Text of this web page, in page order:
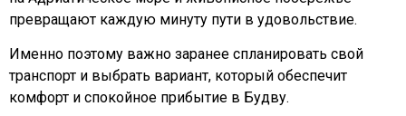
превращают каждую минуту пути в удовольствие.
Именно поэтому важно заранее спланировать свой
транспорт и выбрать вариант, который обеспечит
комфорт и спокойное прибытие в Будву.